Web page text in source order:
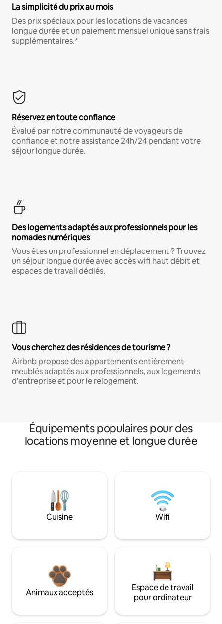
La simplicité du prix au mois
Des prix spéciaux pour les locations de vacances
longue durée et un paiement mensuel unique sans frais
supplémentaires.*
Réservez en toute confiance
Évalué par notre communauté de voyageurs de
confiance et notre assistance 24h/24 pendant votre
séjour longue durée.
Des logements adaptés aux professionnels pour les
nomades numériques
Vous êtes un professionnel en déplacement ? Trouvez
un séjour longue durée avec accès wifi haut débit et
espaces de travail dédiés.
Vous cherchez des résidences de tourisme ?
Airbnb propose des appartements entièrement
meublés adaptés aux professionnels, aux logements
d'entreprise et pour le relogement.
Équipements populaires pour des
locations moyenne et longue durée
Cuisine Wifi
Animaux acceptés
Espace de travail
pour ordinateur